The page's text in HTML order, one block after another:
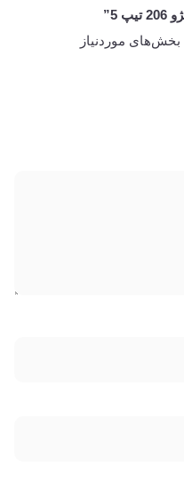
بخش‌های موردنیاز